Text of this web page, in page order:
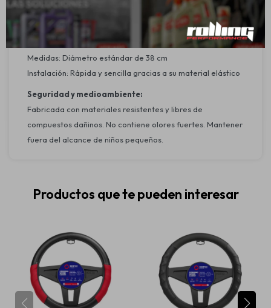
herramientas.Apta para volantes estándar de 38 cm.
Verificá las medidas antes de la compra.
Especificaciones adicionales:
Medidas: Diámetro estándar de 38 cm
Instalación: Rápida y sencilla gracias a su material elástico
Seguridad y medioambiente:
Fabricada con materiales resistentes y libres de
compuestos dañinos. No contiene olores fuertes. Mantener
fuera del alcance de niños pequeños.
Productos que te pueden interesar